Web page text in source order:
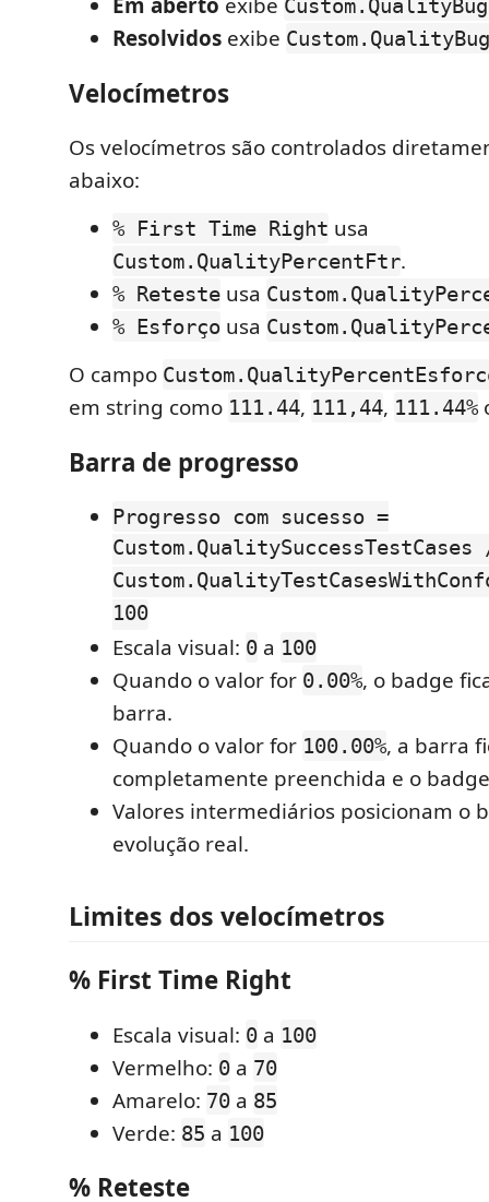
Resolvidos exibe
Velocímetros
Os velocímetros são controlados
abaixo:
% First Time Right usa
Custom.QualityPercentFtr.
% Reteste usa
% Esforço usa
O campo
em string como 111.44, 111,44, 111.44%
Barra de progresso
Progresso com sucesso =
Custom.QualitySuccessTestCases
100
Escala visual: 0 a 100
Quando o valor for 0.00%, o badge
barra.
Quando o valor for 100.00%, a barra
completamente preenchida e o
Valores intermediários posicionam o
evolução real.
Limites dos velocímetros
% First Time Right
Escala visual: 0 a 100
Vermelho: 0 a 70
Amarelo: 70 a 85
Verde: 85 a 100
% Reteste